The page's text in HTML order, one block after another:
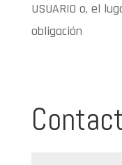
USUARIO o, el
obligación